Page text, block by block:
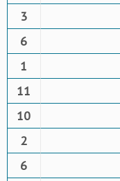
3
6
1
11
10
2
6